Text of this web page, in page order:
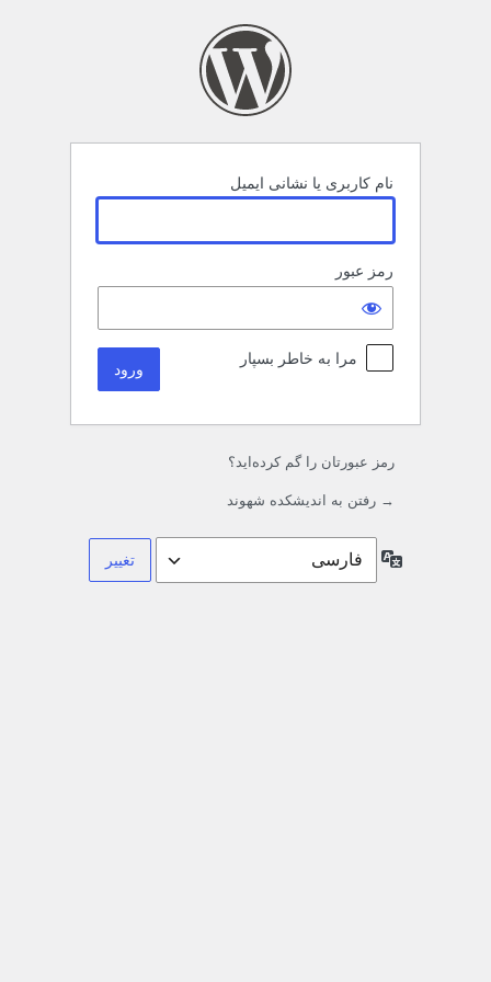
نام کاربری یا نشانی ایمیل
رمز عبور
مرا به خاطر بسپار
رمز عبورتان را گم کرده‌اید؟
→ رفتن به اندیشکده شهوند
زبان